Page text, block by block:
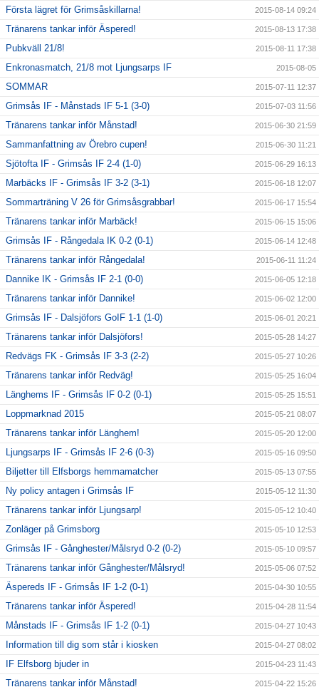
Första lägret för Grimsåskillarna! 2015-08-14 09:24
Tränarens tankar inför Äspered! 2015-08-13 17:38
Pubkväll 21/8! 2015-08-11 17:38
Enkronasmatch, 21/8 mot Ljungsarps IF 2015-08-05
SOMMAR 2015-07-11 12:37
Grimsås IF - Månstads IF 5-1 (3-0) 2015-07-03 11:56
Tränarens tankar inför Månstad! 2015-06-30 21:59
Sammanfattning av Örebro cupen! 2015-06-30 11:21
Sjötofta IF - Grimsås IF 2-4 (1-0) 2015-06-29 16:13
Marbäcks IF - Grimsås IF 3-2 (3-1) 2015-06-18 12:07
Sommarträning V 26 för Grimsåsgrabbar! 2015-06-17 15:54
Tränarens tankar inför Marbäck! 2015-06-15 15:06
Grimsås IF - Rångedala IK 0-2 (0-1) 2015-06-14 12:48
Tränarens tankar inför Rångedala! 2015-06-11 11:24
Dannike IK - Grimsås IF 2-1 (0-0) 2015-06-05 12:18
Tränarens tankar inför Dannike! 2015-06-02 12:00
Grimsås IF - Dalsjöfors GoIF 1-1 (1-0) 2015-06-01 20:21
Tränarens tankar inför Dalsjöfors! 2015-05-28 14:27
Redvägs FK - Grimsås IF 3-3 (2-2) 2015-05-27 10:26
Tränarens tankar inför Redväg! 2015-05-25 16:04
Länghems IF - Grimsås IF 0-2 (0-1) 2015-05-25 15:51
Loppmarknad 2015 2015-05-21 08:07
Tränarens tankar inför Länghem! 2015-05-20 12:00
Ljungsarps IF - Grimsås IF 2-6 (0-3) 2015-05-16 09:50
Biljetter till Elfsborgs hemmamatcher 2015-05-13 07:55
Ny policy antagen i Grimsås IF 2015-05-12 11:30
Tränarens tankar inför Ljungsarp! 2015-05-12 10:40
Zonläger på Grimsborg 2015-05-10 12:53
Grimsås IF - Gånghester/Målsryd 0-2 (0-2) 2015-05-10 09:57
Tränarens tankar inför Gånghester/Målsryd! 2015-05-06 07:52
Äspereds IF - Grimsås IF 1-2 (0-1) 2015-04-30 10:55
Tränarens tankar inför Äspered! 2015-04-28 11:54
Månstads IF - Grimsås IF 1-2 (0-1) 2015-04-27 10:43
Information till dig som står i kiosken 2015-04-27 08:02
IF Elfsborg bjuder in 2015-04-23 11:43
Tränarens tankar inför Månstad! 2015-04-22 15:26